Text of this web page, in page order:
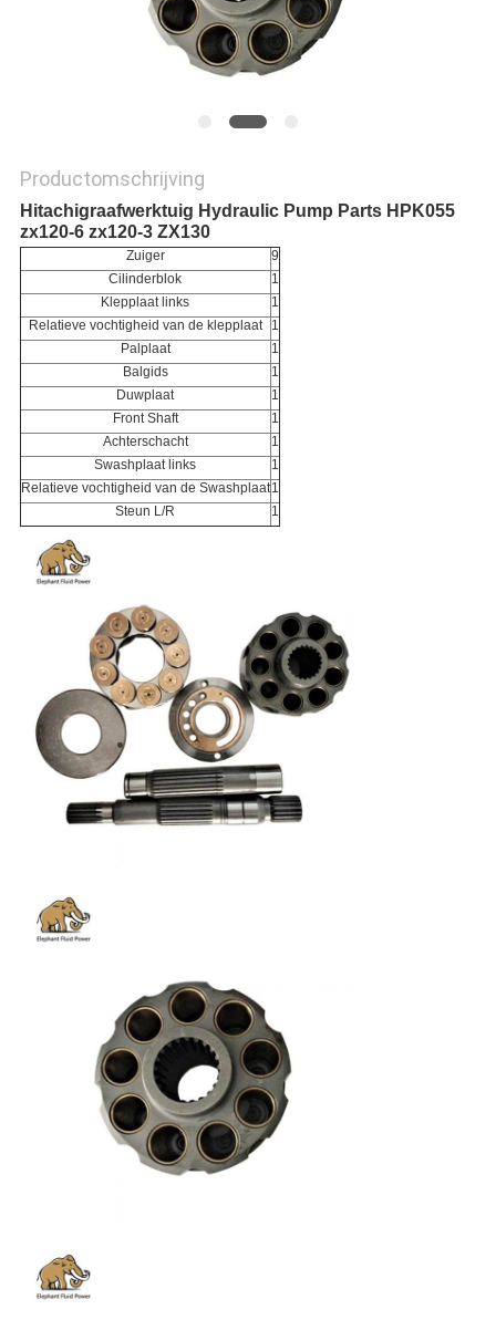
Productomschrijving
Hitachigraafwerktuig Hydraulic Pump Parts HPK055
zx120-6 zx120-3 ZX130
Zuiger
9
Cilinderblok
1
Klepplaat links
1
Relatieve vochtigheid van de klepplaat
1
Palplaat
1
Balgids
1
Duwplaat
1
Front Shaft
1
Achterschacht
1
Swashplaat links
1
Relatieve vochtigheid van de Swashplaat1
Steun L/R
1